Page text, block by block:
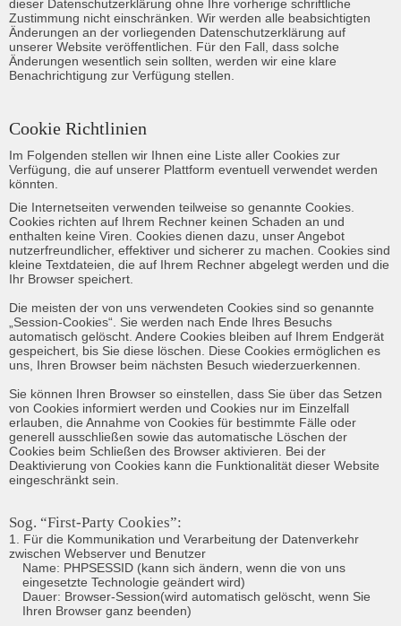
dieser Datenschutzerklärung ohne Ihre vorherige schriftliche
Zustimmung nicht einschränken. Wir werden alle beabsichtigten
Änderungen an der vorliegenden Datenschutzerklärung auf
unserer Website veröffentlichen. Für den Fall, dass solche
Änderungen wesentlich sein sollten, werden wir eine klare
Benachrichtigung zur Verfügung stellen.
Cookie Richtlinien
Im Folgenden stellen wir Ihnen eine Liste aller Cookies zur
Verfügung, die auf unserer Plattform eventuell verwendet werden
könnten.
Die Internetseiten verwenden teilweise so genannte Cookies.
Cookies richten auf Ihrem Rechner keinen Schaden an und
enthalten keine Viren. Cookies dienen dazu, unser Angebot
nutzerfreundlicher, effektiver und sicherer zu machen. Cookies sind
kleine Textdateien, die auf Ihrem Rechner abgelegt werden und die
Ihr Browser speichert.
Die meisten der von uns verwendeten Cookies sind so genannte
„Session-Cookies“. Sie werden nach Ende Ihres Besuchs
automatisch gelöscht. Andere Cookies bleiben auf Ihrem Endgerät
gespeichert, bis Sie diese löschen. Diese Cookies ermöglichen es
uns, Ihren Browser beim nächsten Besuch wiederzuerkennen.
Sie können Ihren Browser so einstellen, dass Sie über das Setzen
von Cookies informiert werden und Cookies nur im Einzelfall
erlauben, die Annahme von Cookies für bestimmte Fälle oder
generell ausschließen sowie das automatische Löschen der
Cookies beim Schließen des Browser aktivieren. Bei der
Deaktivierung von Cookies kann die Funktionalität dieser Website
eingeschränkt sein.
Sog. “First-Party Cookies”:
1. Für die Kommunikation und Verarbeitung der Datenverkehr
zwischen Webserver und Benutzer
Name: PHPSESSID (kann sich ändern, wenn die von uns
eingesetzte Technologie geändert wird)
Dauer: Browser-Session(wird automatisch gelöscht, wenn Sie
Ihren Browser ganz beenden)